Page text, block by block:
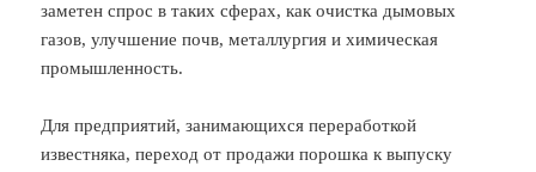
заметен спрос в таких сферах, как очистка дымовых
газов, улучшение почв, металлургия и химическая
промышленность.
Для предприятий, занимающихся переработкой
известняка, переход от продажи порошка к выпуску